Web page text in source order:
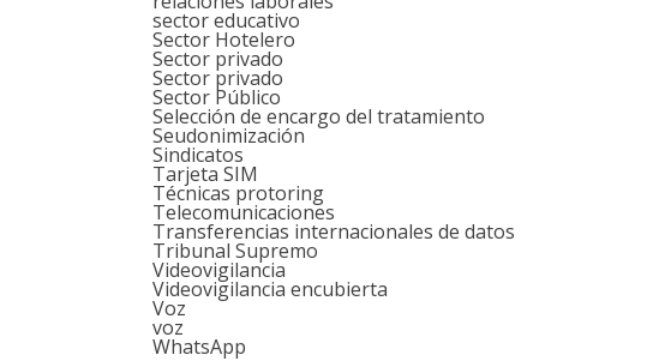
sector educativo
Sector Hotelero
Sector privado
Sector privado
Sector Público
Selección de encargo del tratamiento
Seudonimización
Sindicatos
Tarjeta SIM
Técnicas protoring
Telecomunicaciones
Transferencias internacionales de datos
Tribunal Supremo
Videovigilancia
Videovigilancia encubierta
Voz
voz
WhatsApp